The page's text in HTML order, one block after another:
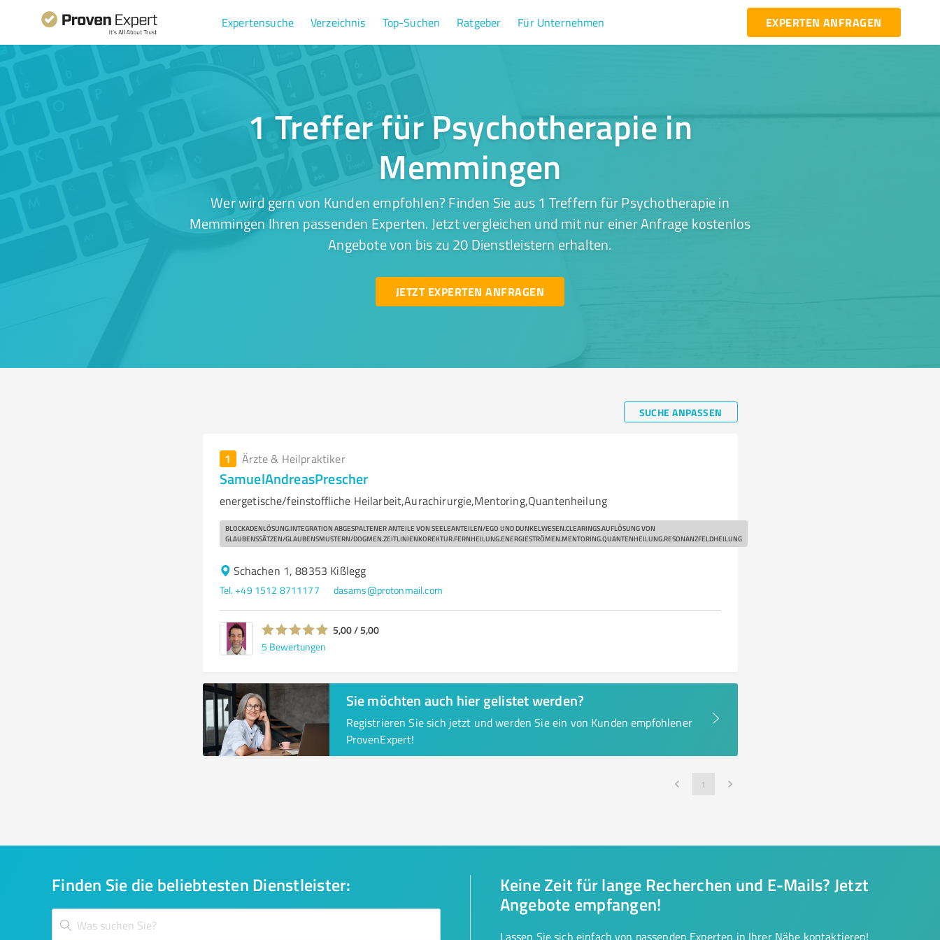
Expertensuche Verzeichnis Top-Suchen Ratgeber Für Unternehmen EXPERTEN ANFRAGEN
1 Treffer für Psychotherapie in
Memmingen
Wer wird gern von Kunden empfohlen? Finden Sie aus 1 Treffern für Psychotherapie in
Memmingen Ihren passenden Experten. Jetzt vergleichen und mit nur einer Anfrage kostenlos
Angebote von bis zu 20 Dienstleistern erhalten.
JETZT EXPERTEN ANFRAGEN
SUCHE ANPASSEN
1 Ärzte & Heilpraktiker
SamuelAndreasPrescher
energetische/feinstoffliche Heilarbeit,Aurachirurgie,Mentoring,Quantenheilung
BLOCKADENLÖSUNG.INTEGRATION ABGESPALTENER ANTEILE VON SEELEANTEILEN/EGO UND DUNKELWESEN.CLEARINGS.AUFLÖSUNG VON
GLAUBENSSÄTZEN/GLAUBENSMUSTERN/DOGMEN.ZEITLINIENKOREKTUR.FERNHEILUNG.ENERGIESTRÖMEN.MENTORING.QUANTENHEILUNG.RESONANZFELDHEILUNG
Schachen 1, 88353 Kißlegg
Tel. +49 1512 8711177 dasams@protonmail.com
5,00 / 5,00
5 Bewertungen
Sie möchten auch hier gelistet werden?
Registrieren Sie sich jetzt und werden Sie ein von Kunden empfohlener
ProvenExpert!
1
Finden Sie die beliebtesten Dienstleister:
Keine Zeit für lange Recherchen und E-Mails? Jetzt
Angebote empfangen!
Lassen Sie sich einfach von passenden Experten in Ihrer Nähe kontaktieren!